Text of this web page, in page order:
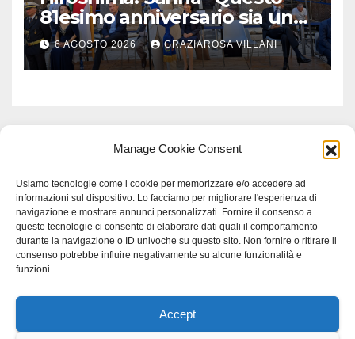
Manage Cookie Consent
Usiamo tecnologie come i cookie per memorizzare e/o accedere ad
informazioni sul dispositivo. Lo facciamo per migliorare l'esperienza di
navigazione e mostrare annunci personalizzati. Fornire il consenso a
queste tecnologie ci consente di elaborare dati quali il comportamento
durante la navigazione o ID univoche su questo sito. Non fornire o ritirare il
consenso potrebbe influire negativamente su alcune funzionalità e
funzioni.
Accept
81esimo anniversario sia un
monito per tutti”
6 AGOSTO 2026 GRAZIAROSA VILLANI
Proudly powered by WordPress|Tema: Newspaperex di